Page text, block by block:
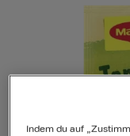
Indem du auf